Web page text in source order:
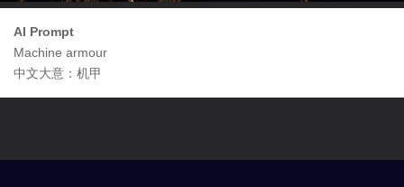
AI Prompt
Machine armour
中文大意：机甲